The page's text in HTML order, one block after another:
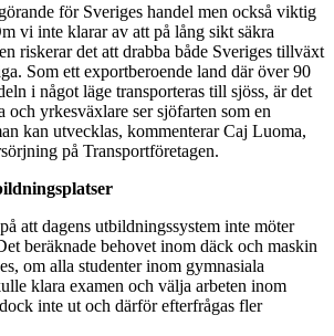
för Sveriges handel men också viktig
vi inte klarar av att på lång sikt säkra
riskerar det att drabba både Sveriges tillväxt
Som ett exportberoende land där över 90
i något läge transporteras till sjöss, är det
yrkesväxlare ser sjöfarten som en
kan utvecklas, kommenterar Caj Luoma,
på Transportföretagen.
att dagens utbildningssystem inte möter
beräknade behovet inom däck och maskin
om alla studenter inom gymnasiala
klara examen och välja arbeten inom
inte ut och därför efterfrågas fler